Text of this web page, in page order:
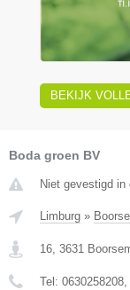
BEKIJK
Boda groen BV
Niet gevestigd
Limburg »
16, 3631
Tel: 0630258208,